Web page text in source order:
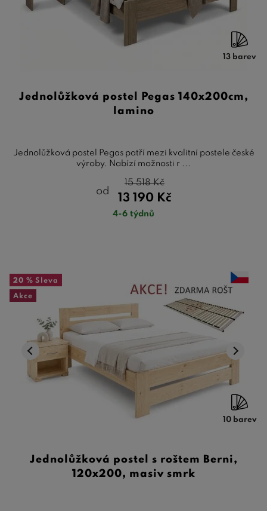
13 barev
Jednolůžková postel Pegas 140x200cm,
lamino
Jednolůžková postel Pegas patří mezi kvalitní postele české
výroby. Nabízí možnosti r ...
od
13 190 Kč
15 518Kč
4-6 týdnů
20 % Sleva
Akce
10 barev
Jednolůžková postel s roštem Berni,
120x200, masiv smrk